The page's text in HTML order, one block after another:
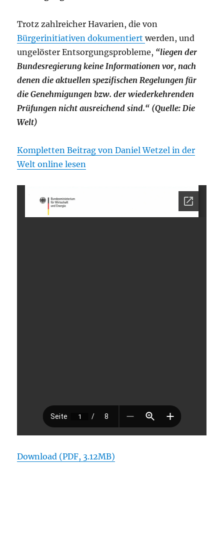
Trotz zahlreicher Havarien, die von
Bürgerinitiativen dokumentiertwerden, und
ungelöster Entsorgungsprobleme, “liegen der
Bundesregierung keine Informationen vor, nach
denen die aktuellen spezifischen Regelungen für
die Genehmigungen bzw. der wiederkehrenden
Prüfungen nicht ausreichend sind.“ (Quelle: Die
Welt)
Kompletten Beitrag von Daniel Wetzel in der
Welt online lesen
Download (PDF, 3.12MB)